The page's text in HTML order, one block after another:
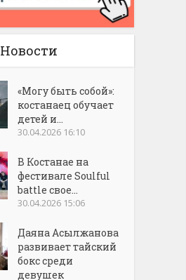
Новости
«Могу быть собой»:
костанаец обучает
детей и...
30.04.2026 16:10
В Костанае на
фестивале Soulful
battle свое...
30.04.2026 15:06
Даяна Асылжанова
развивает тайский
бокс среди
девушек